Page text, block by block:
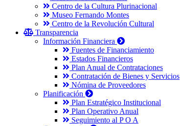
Centro de la Cultura Plurinacional
Museo Fernando Montes
Centro de la Revolución Cultural
Transparencia
Información Financiera
Fuentes de Financiamiento
Estados Financieros
Plan Anual de Contrataciones
Contratación de Bienes y Servicios
Nómina de Proveedores
Planificación
Plan Estratégico Institucional
Plan Operativo Anual
Seguimiento al P O A